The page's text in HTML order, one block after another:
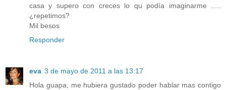
casa y supero con creces lo qu podía imaginarme .....
¿repetimos?
Mil besos
Responder
eva 3 de mayo de 2011 a las 13:17
Hola guapa, me hubiera gustado poder hablar mas contigo